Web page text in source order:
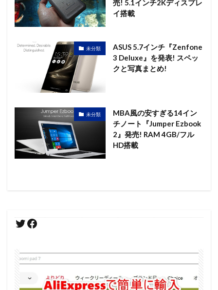
売! 5.1インチ2Kディスプレ
イ搭載
未分類
ASUS 5.7インチ『Zenfone
3 Deluxe』を発表! スペッ
クと写真まとめ!
未分類
MBA風の安すぎる14イン
チノート『Jumper Ezbook
2』発売! RAM 4GB/フル
HD搭載